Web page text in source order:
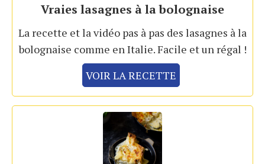
Vraies lasagnes à la bolognaise
La recette et la vidéo pas à pas des lasagnes à la
bolognaise comme en Italie. Facile et un régal !
VOIR LA RECETTE